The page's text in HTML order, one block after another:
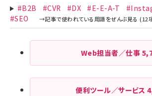
#B2B #CVR #DX #E-E-A-T
#SEO
Web担当者／仕事
便利ツール／サービス